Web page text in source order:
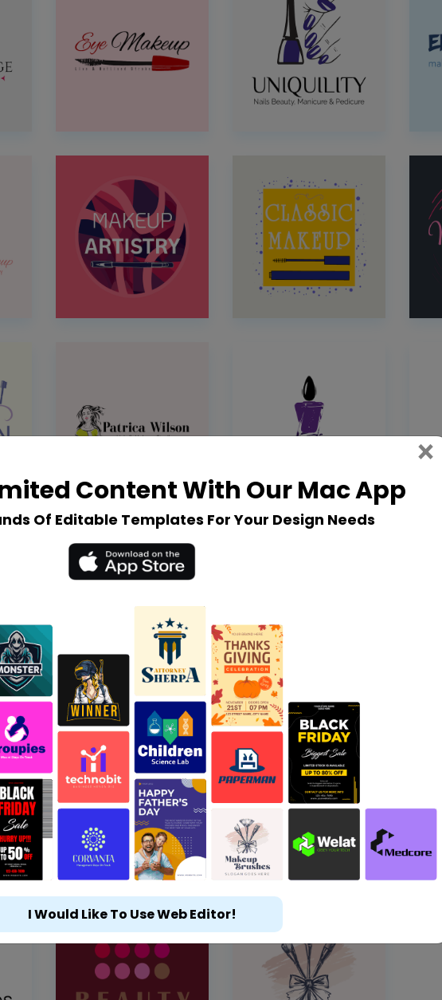
Content With Our Mac App
Of Editable Templates For Your Design Needs
×
I Would Like To Use Web Editor!